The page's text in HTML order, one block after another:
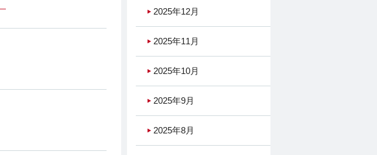
2025年12月
2025年11月
2025年10月
2025年9月
2025年8月